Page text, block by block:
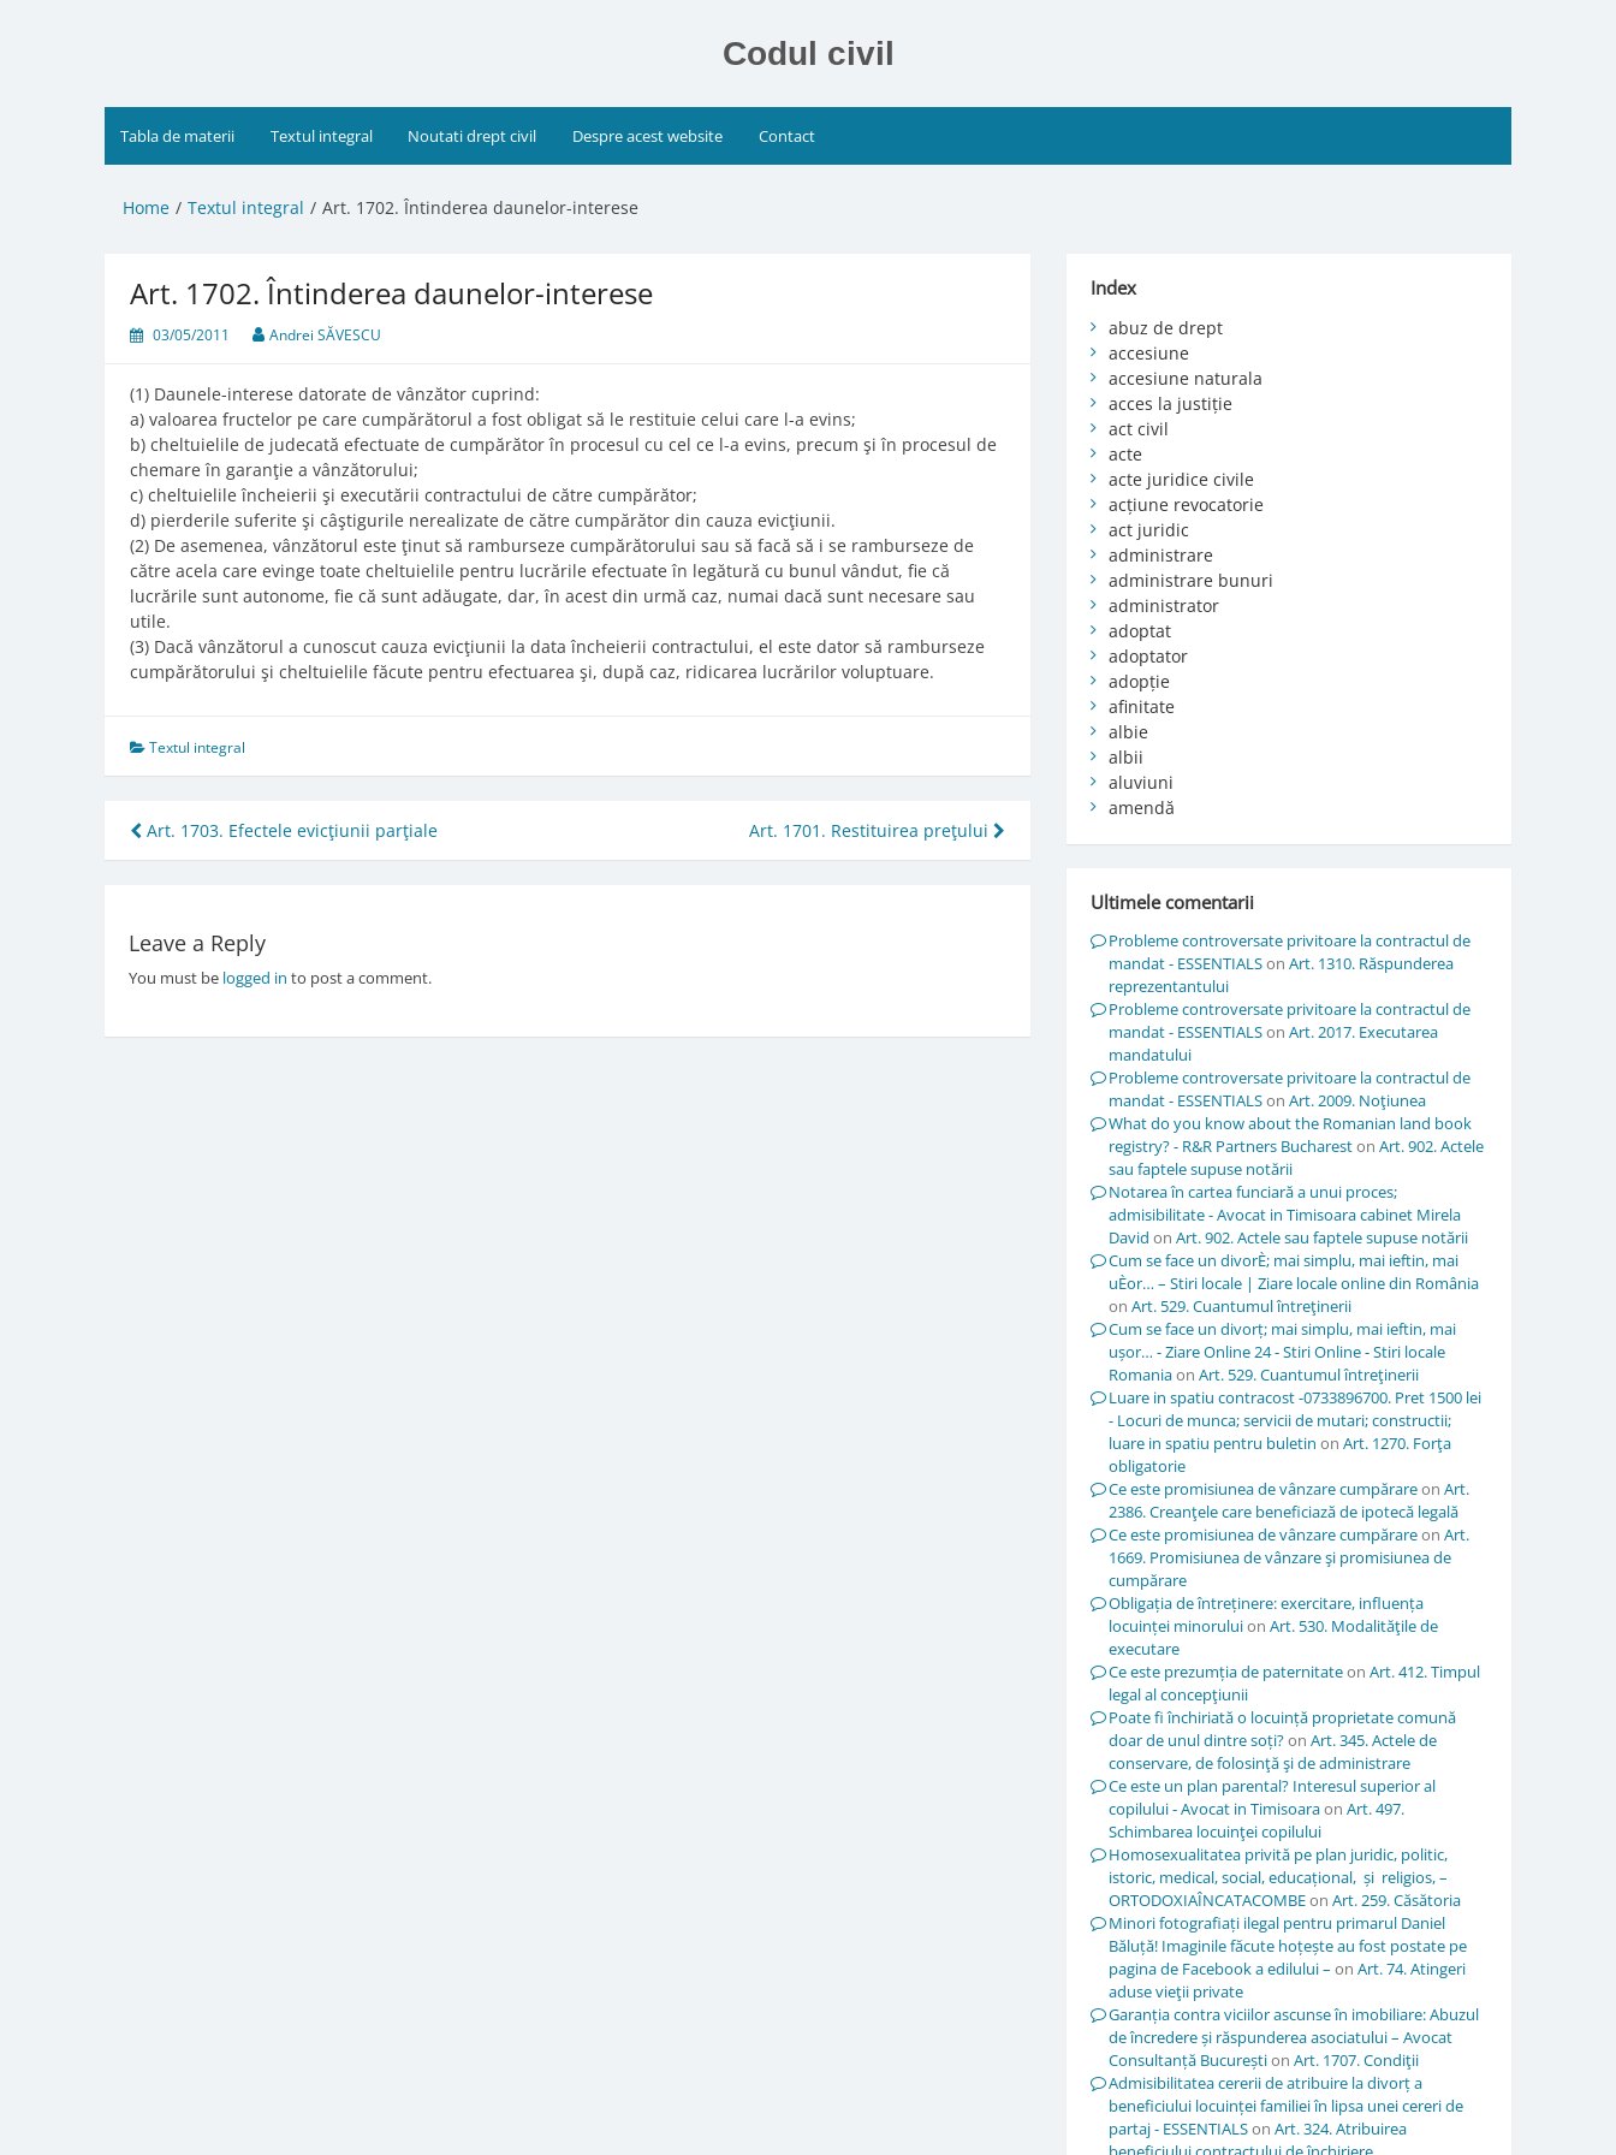
Codul civil
Tabla de materii Textul integral Noutati drept civil Despre acest website Contact
Home Textul integral Art. 1702. Întinderea daunelor-interese
Art. 1702. Întinderea daunelor-interese
03/05/2011 Andrei SĂVESCU
(1) Daunele-interese datorate de vânzător cuprind:
a) valoarea fructelor pe care cumpărătorul a fost obligat să le restituie celui care l-a evins;
b) cheltuielile de judecată efectuate de cumpărător în procesul cu cel ce l-a evins, precum şi în procesul de
chemare în garanţie a vânzătorului;
c) cheltuielile încheierii şi executării contractului de către cumpărător;
d) pierderile suferite şi câştigurile nerealizate de către cumpărător din cauza evicţiunii.
(2) De asemenea, vânzătorul este ţinut să ramburseze cumpărătorului sau să facă să i se ramburseze de
către acela care evinge toate cheltuielile pentru lucrările efectuate în legătură cu bunul vândut, fie că
lucrările sunt autonome, fie că sunt adăugate, dar, în acest din urmă caz, numai dacă sunt necesare sau
utile.
(3) Dacă vânzătorul a cunoscut cauza evicţiunii la data încheierii contractului, el este dator să ramburseze
cumpărătorului şi cheltuielile făcute pentru efectuarea şi, după caz, ridicarea lucrărilor voluptuare.
Textul integral
Post
navigation
Art. 1703. Efectele evicţiunii parţiale Art. 1701. Restituirea preţului
Leave a Reply
You must be logged in to post a comment.
Index
abuz de drept
accesiune
accesiune naturala
acces la justiție
act civil
acte
acte juridice civile
acțiune revocatorie
act juridic
administrare
administrare bunuri
administrator
adoptat
adoptator
adopție
afinitate
albie
albii
aluviuni
amendă
Ultimele comentarii
Probleme controversate privitoare la contractul de
mandat - ESSENTIALSon Art. 1310. Răspunderea
reprezentantului
Probleme controversate privitoare la contractul de
mandat - ESSENTIALSon Art. 2017. Executarea
mandatului
Probleme controversate privitoare la contractul de
mandat - ESSENTIALSon Art. 2009. Noţiunea
What do you know about the Romanian land book
registry? - R&R Partners Buchareston Art. 902. Actele
sau faptele supuse notării
Notarea în cartea funciară a unui proces;
admisibilitate - Avocat in Timisoara cabinet Mirela
David on Art. 902. Actele sau faptele supuse notării
Cum se face un divorÈ; mai simplu, mai ieftin, mai
uÈor… – Stiri locale | Ziare locale online din România
on Art. 529. Cuantumul întreţinerii
Cum se face un divorț; mai simplu, mai ieftin, mai
ușor… - Ziare Online 24 - Stiri Online - Stiri locale
Romaniaon Art. 529. Cuantumul întreţinerii
Luare in spatiu contracost -0733896700. Pret 1500 lei
- Locuri de munca; servicii de mutari; constructii;
luare in spatiu pentru buletin on Art. 1270. Forţa
obligatorie
Ce este promisiunea de vânzare cumpărareon Art.
2386. Creanţele care beneficiază de ipotecă legală
Ce este promisiunea de vânzare cumpărareon Art.
1669. Promisiunea de vânzare şi promisiunea de
cumpărare
Obligația de întreținere: exercitare, influența
locuinței minoruluion Art. 530. Modalităţile de
executare
Ce este prezumția de paternitateon Art. 412. Timpul
legal al concepţiunii
Poate fi închiriată o locuință proprietate comună
doar de unul dintre soți?on Art. 345. Actele de
conservare, de folosinţă şi de administrare
Ce este un plan parental? Interesul superior al
copilului - Avocat in Timisoaraon Art. 497.
Schimbarea locuinţei copilului
Homosexualitatea privită pe plan juridic, politic,
istoric, medical, social, educațional, și religios, –
ORTODOXIAÎNCATACOMBEon Art. 259. Căsătoria
Minori fotografiați ilegal pentru primarul Daniel
Băluță! Imaginile făcute hoțește au fost postate pe
pagina de Facebook a edilului – on Art. 74. Atingeri
aduse vieţii private
Garanția contra viciilor ascunse în imobiliare: Abuzul
de încredere și răspunderea asociatului – Avocat
Consultanță Bucureștion Art. 1707. Condiţii
Admisibilitatea cererii de atribuire la divorț a
beneficiului locuinței familiei în lipsa unei cereri de
partaj - ESSENTIALSon Art. 324. Atribuirea